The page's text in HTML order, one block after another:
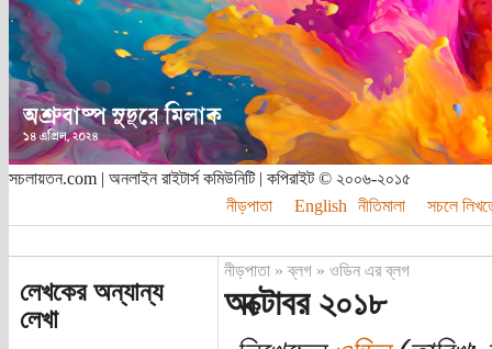
সচলায়তন.com | অনলাইন রাইটার্স কমিউনিটি | কপিরাইট © ২০০৬-২০১৫
নীড়পাতা
English নীতিমালা সচলে
লেখকের অন্যান্য
লেখা
নীড়পাতা»ব্লগ» ওডিন এর ব্লগ
অক্টোবর ২০১৮